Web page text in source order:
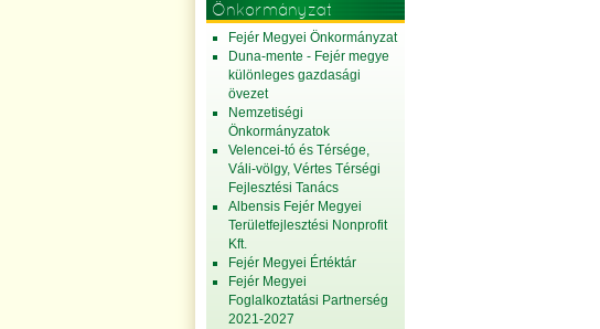
Önkormányzat
Fejér Megyei Önkormányzat
Duna-mente - Fejér megye
különleges gazdasági
övezet
Nemzetiségi
Önkormányzatok
Velencei-tó és Térsége,
Váli-völgy, Vértes Térségi
Fejlesztési Tanács
Albensis Fejér Megyei
Területfejlesztési Nonprofit
Kft.
Fejér Megyei Értéktár
Fejér Megyei
Foglalkoztatási Partnerség
2021-2027